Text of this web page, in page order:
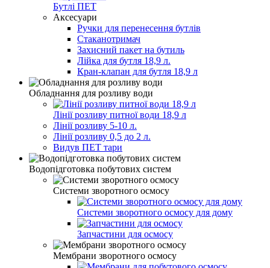
Бутлі ПЕТ
Аксесуари
Ручки для перенесення бутлів
Стаканотримач
Захисний пакет на бутиль
Лійка для бутля 18,9 л.
Кран-клапан для бутля 18,9 л
Обладнання для розливу води
Лінії розливу питної води 18,9 л
Лінії розливу 5-10 л.
Лінії розливу 0,5 до 2 л.
Видув ПЕТ тари
Водопідготовка побутових систем
Системи зворотного осмосу
Системи зворотного осмосу для дому
Запчастини для осмосу
Мембрани зворотного осмосу